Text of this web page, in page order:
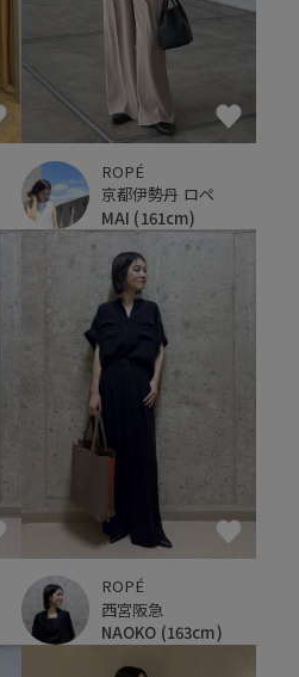
ROPÉ
京都伊勢丹 ロペ
MAI (161cm)
ROPÉ
西宮阪急
NAOKO (163cm)